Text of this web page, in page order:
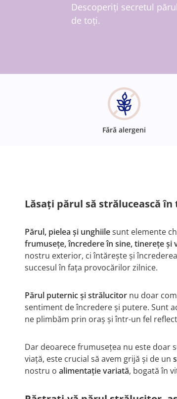
Descoperiți secretul
de toți.
Fără alergeni
Lăsați părul să strălucească
Părul, pielea și unghiilesunt elemente
frumusețe, încredere în sine, tinerețe și
nostru exterior, ci întărește și
succesul în fața provocărilor zilnice.
Părul puternic și strălucitor nu doar
sentiment de încredere și putere. Sunt
ne plimbăm prin oraș și într-un fel
Dar deoarece frumusețea nu este doar
viață, este crucial să avem grijă și de un
nostru o alimentație variată, bogată în